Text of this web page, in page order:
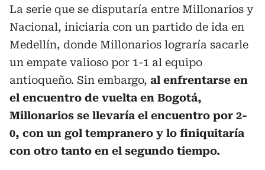
La serie que se disputaría entre Millonarios y
Nacional, iniciaría con un partido de ida en
Medellín, donde Millonarios lograría sacarle
un empate valioso por 1-1 al equipo
antioqueño. Sin embargo, al enfrentarse en
el encuentro de vuelta en Bogotá,
Millonarios se llevaría el encuentro por 2-
0, con un gol tempranero y lo finiquitaría
con otro tanto en el segundo tiempo.